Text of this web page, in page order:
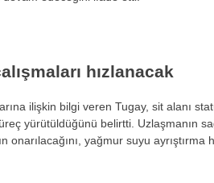
hızlanacak
ilişkin bilgi veren Tugay, sit alanı
yürütüldüğünü belirtti. Uzlaşmanın
yağmur suyu ayrıştırma